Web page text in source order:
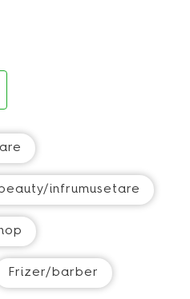
infrumusetare
Frizer/barber